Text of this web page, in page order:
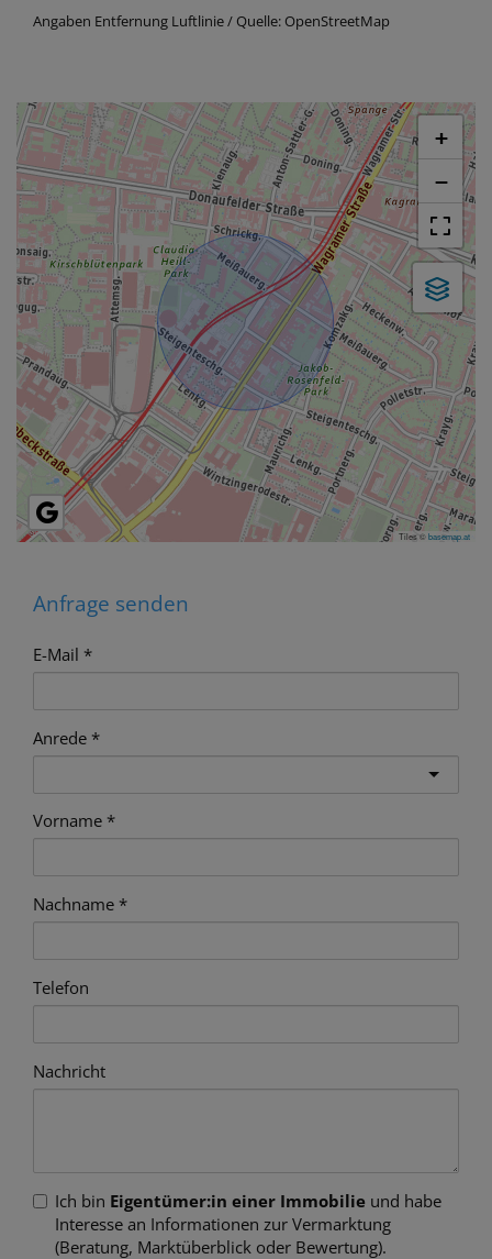
Angaben Entfernung Luftlinie / Quelle: OpenStreetMap
+
−
Tiles ©basemap.at
Anfrage senden
E-Mail
Anrede
Vorname
Nachname
Telefon
Nachricht
Ich bin Eigentümer:in einer Immobilie und habe
Interesse an Informationen zur Vermarktung
(Beratung, Marktüberblick oder Bewertung).